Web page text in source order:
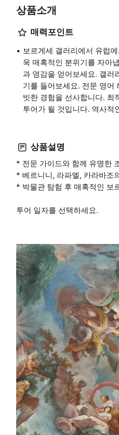
상품소개
매력포인트
보르게세 갤러리에서 유럽
욱 매혹적인 분위기를 자아
과 영감을 얻어보세요. 갤러
기를 들어보세요. 전문 영어
빗한 경험을 선사합니다. 최
투어가 될 것입니다. 역사적
상품설명
* 전문 가이드와 함께 유명한
* 베르니니, 라파엘, 카라바조
* 박물관 탐험 후 매혹적인 보
투어 일자를 선택하세요.